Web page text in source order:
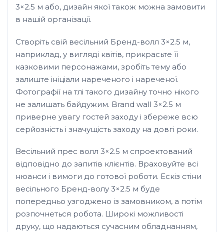
3×2.5 м або, дизайн якої також можна замовити
в нашій організації.
Створіть свій весільний Бренд-волл 3×2.5 м,
наприклад, у вигляді квітів, прикрасьте її
казковими персонажами, зробіть тему або
залиште ініціали нареченого і нареченої.
Фотографії на тлі такого дизайну точно нікого
не залишать байдужим. Brand wall 3×2.5 м
приверне увагу гостей заходу і збереже всю
серйозність і значущість заходу на довгі роки.
Весільний прес волл 3×2.5 м спроектований
відповідно до запитів клієнтів. Враховуйте всі
нюанси і вимоги до готової роботи. Ескіз стіни
весільного Бренд-волу 3×2.5 м буде
попередньо узгоджено із замовником, а потім
розпочнеться робота. Широкі можливості
друку, що надаються сучасним обладнанням,